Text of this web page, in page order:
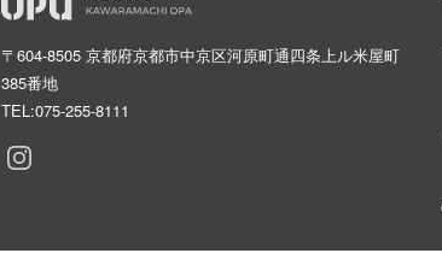
〒604-8505 京都府京都市中京区河原町通四条上ル米屋町
385番地
TEL:075-255-8111